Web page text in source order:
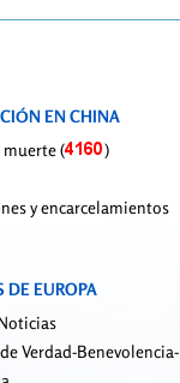
EN CHINA
muerte (
)
y encarcelamientos
DE EUROPA
Verdad-Benevolencia-